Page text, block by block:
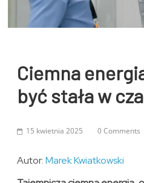
Ciemna
być stała w
15 kwietnia 2025 0 Comments
Autor:Marek Kwiatkowski